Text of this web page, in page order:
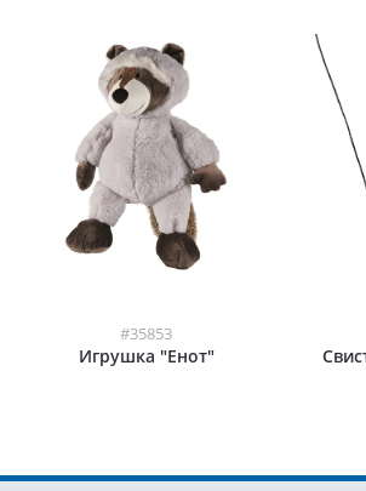
#35853
Игрушка "Енот"